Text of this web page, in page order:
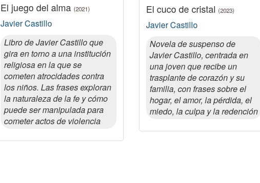
El juego del alma (2021)
Javier Castillo
Libro de Javier Castillo que
gira en torno a una institución
religiosa en la que se
cometen atrocidades contra
los niños. Las frases exploran
la naturaleza de la fe y cómo
puede ser manipulada para
cometer actos de violencia
El cuco de cristal (2023)
Javier Castillo
Novela de suspenso de
Javier Castillo, centrada en
una joven que recibe un
trasplante de corazón y su
familia, con frases sobre el
hogar, el amor, la pérdida, el
miedo, la culpa y la redención